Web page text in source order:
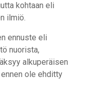
kohtaan eli
ilmiö.
ennuste eli
nuorista,
alkuperäisen
ole ehditty